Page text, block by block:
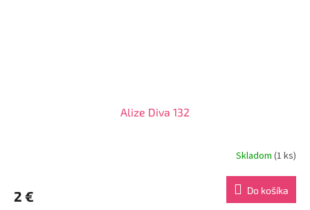
Alize Diva 132
Skladom (1 ks)
2 € Do košíka